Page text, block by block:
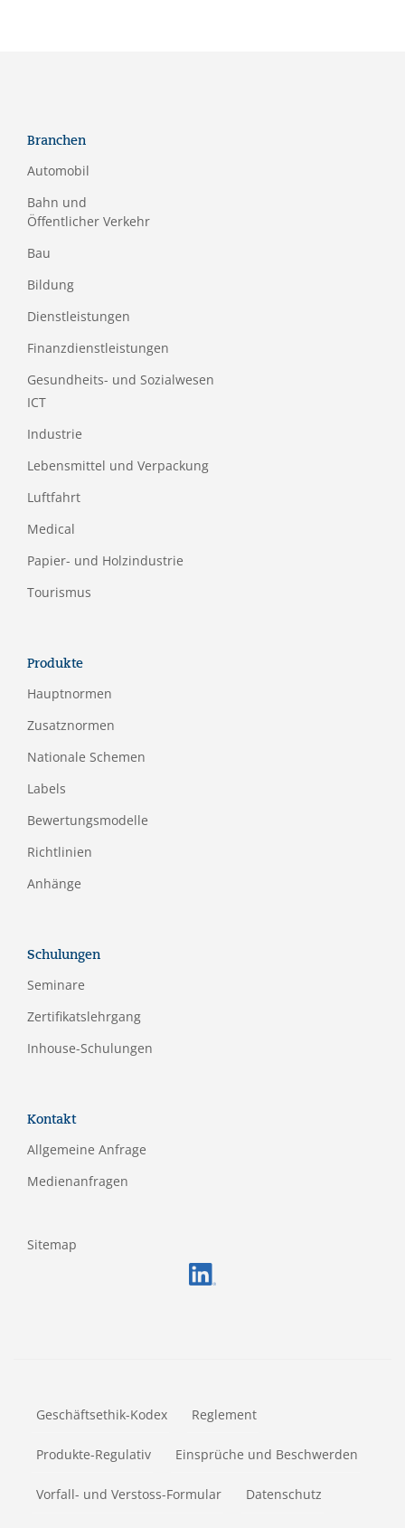
Branchen
Automobil
Bahn und
Öffentlicher Verkehr
Bau
Bildung
Dienstleistungen
Finanzdienstleistungen
Gesundheits- und Sozialwesen
ICT
Industrie
Lebensmittel und Verpackung
Luftfahrt
Medical
Papier- und Holzindustrie
Tourismus
Produkte
Hauptnormen
Zusatznormen
Nationale Schemen
Labels
Bewertungsmodelle
Richtlinien
Anhänge
Schulungen
Seminare
Zertifikatslehrgang
Inhouse-Schulungen
Kontakt
Allgemeine Anfrage
Medienanfragen
Sitemap
Geschäftsethik-Kodex Reglement
Produkte-Regulativ Einsprüche und Beschwerden
Vorfall- und Verstoss-Formular Datenschutz